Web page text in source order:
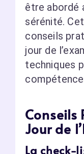
être abordé
sérénité.
conseils
jour de
techniques
Conseils
Jour de
La check-